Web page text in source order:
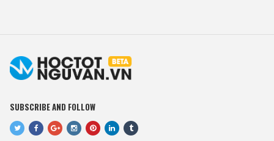
SUBSCRIBE AND FOLLOW